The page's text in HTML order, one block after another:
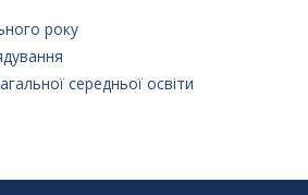
року
середньої освіти